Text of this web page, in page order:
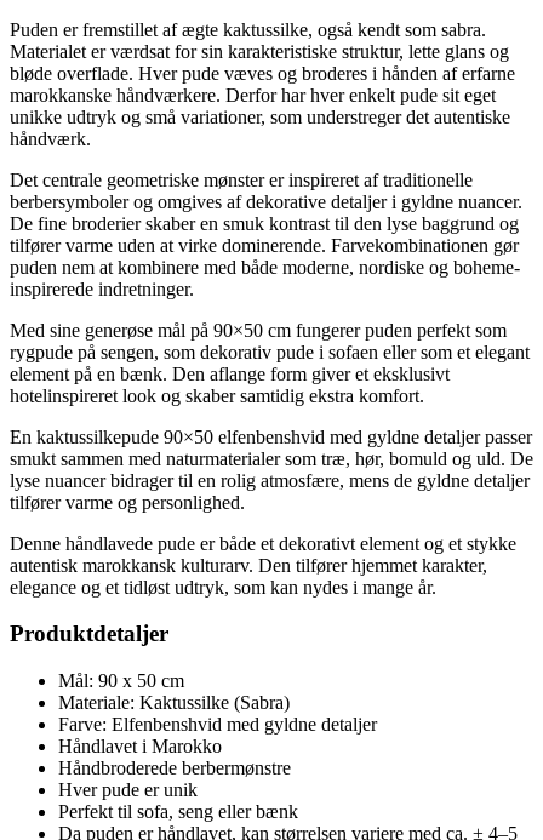
Puden er fremstillet af ægte kaktussilke, også kendt som sabra.
Materialet er værdsat for sin karakteristiske struktur, lette glans og
bløde overflade. Hver pude væves og broderes i hånden af erfarne
marokkanske håndværkere. Derfor har hver enkelt pude sit eget
unikke udtryk og små variationer, som understreger det autentiske
håndværk.
Det centrale geometriske mønster er inspireret af traditionelle
berbersymboler og omgives af dekorative detaljer i gyldne nuancer.
De fine broderier skaber en smuk kontrast til den lyse baggrund og
tilfører varme uden at virke dominerende. Farvekombinationen gør
puden nem at kombinere med både moderne, nordiske og boheme-
inspirerede indretninger.
Med sine generøse mål på 90×50 cm fungerer puden perfekt som
rygpude på sengen, som dekorativ pude i sofaen eller som et elegant
element på en bænk. Den aflange form giver et eksklusivt
hotelinspireret look og skaber samtidig ekstra komfort.
En kaktussilkepude 90×50 elfenbenshvid med gyldne detaljer passer
smukt sammen med naturmaterialer som træ, hør, bomuld og uld. De
lyse nuancer bidrager til en rolig atmosfære, mens de gyldne detaljer
tilfører varme og personlighed.
Denne håndlavede pude er både et dekorativt element og et stykke
autentisk marokkansk kulturarv. Den tilfører hjemmet karakter,
elegance og et tidløst udtryk, som kan nydes i mange år.
Produktdetaljer
Mål: 90 x 50 cm
Materiale: Kaktussilke (Sabra)
Farve: Elfenbenshvid med gyldne detaljer
Håndlavet i Marokko
Håndbroderede berbermønstre
Hver pude er unik
Perfekt til sofa, seng eller bænk
Da puden er håndlavet, kan størrelsen variere med ca. ± 4–5